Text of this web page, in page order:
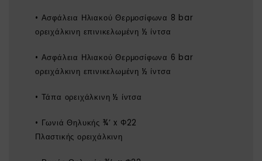
• Ασφάλεια Ηλιακού Θερμοσίφωνα 8 bar
ορειχάλκινη επινικελωμένη ½ ίντσα
• Ασφάλεια Ηλιακού Θερμοσίφωνα 6 bar
ορειχάλκινη επινικελωμένη ½ ίντσα
• Τάπα ορειχάλκινη ½ ίντσα
• Γωνιά Θηλυκής ¾’ x Φ22
Πλαστικής ορειχάλκινη